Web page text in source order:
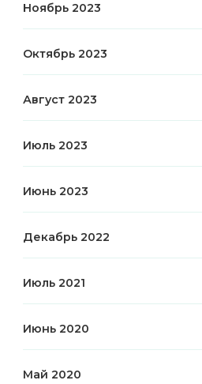
Ноябрь 2023
Октябрь 2023
Август 2023
Июль 2023
Июнь 2023
Декабрь 2022
Июль 2021
Июнь 2020
Май 2020